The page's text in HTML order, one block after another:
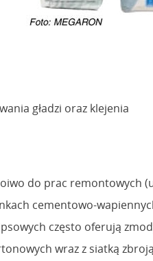
gładzi oraz klejenia
do prac remontowych
cementowo-
często oferują
wraz z siatką